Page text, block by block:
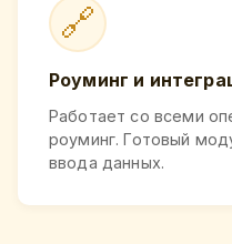
🔗
Роуминг и
Работает со всеми
роуминг. Готовый
ввода данных.